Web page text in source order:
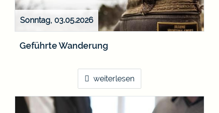
Sonntag, 03.05.2026
Geführte Wanderung
weiterlesen